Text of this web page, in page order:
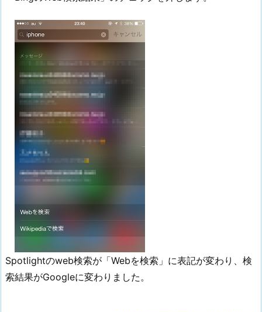
Spotlightのweb検索が「Webを検索」に表記が変わり、検
索結果がGoogleに変わりました。